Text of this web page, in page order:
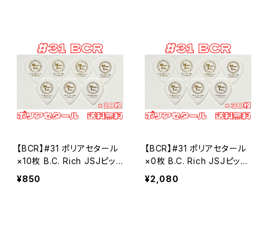
【BCR】#31 ポリアセタール
×10枚 B.C. Rich JSJピッ
クタイプ MLピック【送料込
¥850
【BCR】#31 ポリアセタール
×0枚 B.C. Rich JSJピック
タイプ MLピック【送料込
み】
¥2,080